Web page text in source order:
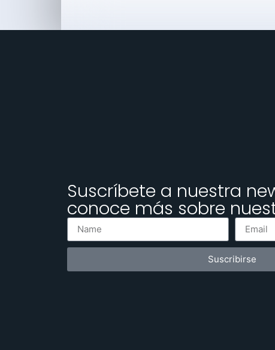
Suscríbete a nuestra
conoce más sobre
Suscribirse